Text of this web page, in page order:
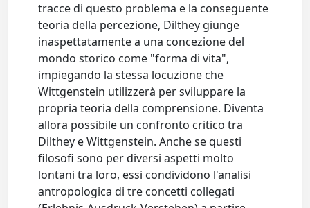
tracce di questo problema e la conseguente
teoria della percezione, Dilthey giunge
inaspettatamente a una concezione del
mondo storico come "forma di vita",
impiegando la stessa locuzione che
Wittgenstein utilizzerà per sviluppare la
propria teoria della comprensione. Diventa
allora possibile un confronto critico tra
Dilthey e Wittgenstein. Anche se questi
filosofi sono per diversi aspetti molto
lontani tra loro, essi condividono l'analisi
antropologica di tre concetti collegati